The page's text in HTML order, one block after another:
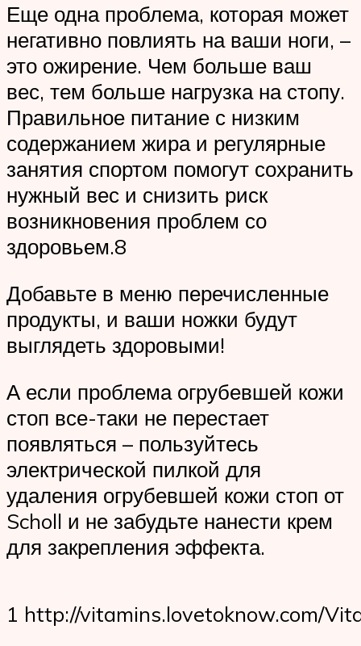
Еще одна проблема, которая может
негативно повлиять на ваши ноги, –
это ожирение. Чем больше ваш
вес, тем больше нагрузка на стопу.
Правильное питание с низким
содержанием жира и регулярные
занятия спортом помогут сохранить
нужный вес и снизить риск
возникновения проблем со
здоровьем.8
Добавьте в меню перечисленные
продукты, и ваши ножки будут
выглядеть здоровыми!
А если проблема огрубевшей кожи
стоп все-таки не перестает
появляться – пользуйтесь
электрической пилкой для
удаления огрубевшей кожи стоп от
Scholl и не забудьте нанести крем
для закрепления эффекта.
1 http://vitamins.lovetoknow.com/